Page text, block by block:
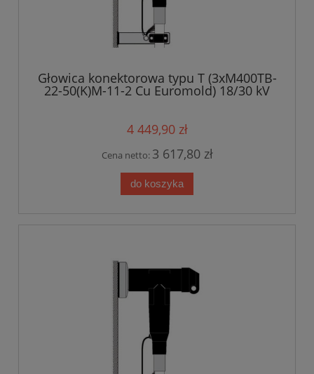
Głowica konektorowa typu T (3xM400TB-
22-50(K)M-11-2 Cu Euromold) 18/30 kV
4 449,90 zł
Cena netto: 3 617,80 zł
do koszyka